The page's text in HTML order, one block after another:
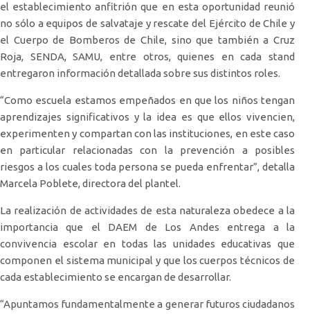
el establecimiento anfitrión que en esta oportunidad reunió
no sólo a equipos de salvataje y rescate del Ejército de Chile y
el Cuerpo de Bomberos de Chile, sino que también a Cruz
Roja, SENDA, SAMU, entre otros, quienes en cada stand
entregaron información detallada sobre sus distintos roles.
“Como escuela estamos empeñados en que los niños tengan
aprendizajes significativos y la idea es que ellos vivencien,
experimenten y compartan con las instituciones, en este caso
en particular relacionadas con la prevención a posibles
riesgos a los cuales toda persona se pueda enfrentar”, detalla
Marcela Poblete, directora del plantel.
La realización de actividades de esta naturaleza obedece a la
importancia que el DAEM de Los Andes entrega a la
convivencia escolar en todas las unidades educativas que
componen el sistema municipal y que los cuerpos técnicos de
cada establecimiento se encargan de desarrollar.
“Apuntamos fundamentalmente a generar futuros ciudadanos